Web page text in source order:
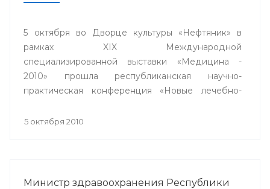
5 октября во Дворце культуры «Нефтяник» в
рамках XIX Международной
специализированной выставки «Медицина -
2010» прошла республиканская научно-
практическая конференция «Новые лечебно-
в пульмонологии».
5 октября 2010
Министр здравоохранения Республики